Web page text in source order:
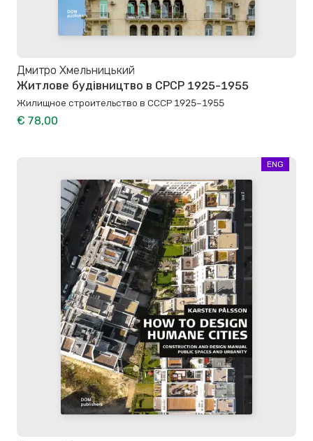
Дмитро Хмельницький
Житлове будівництво в СРСР 1925-1955
Жилищное строительство в СССР 1925–1955
€ 78,00
ENG